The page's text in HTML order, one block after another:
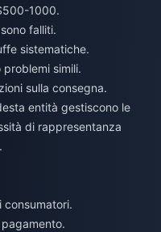
1000.
falliti.
sistematiche.
simili.
sulla consegna.
entità gestiscono le
di rappresentanza
consumatori.